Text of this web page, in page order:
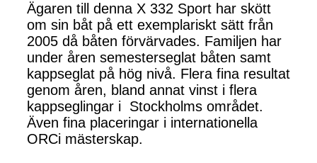
Ägaren till denna X 332 Sport har skött
om sin båt på ett exemplariskt sätt från
2005 då båten förvärvades. Familjen har
under åren semesterseglat båten samt
kappseglat på hög nivå. Flera fina resultat
genom åren, bland annat vinst i flera
kappseglingar i Stockholms området.
Även fina placeringar i internationella
ORCi mästerskap.